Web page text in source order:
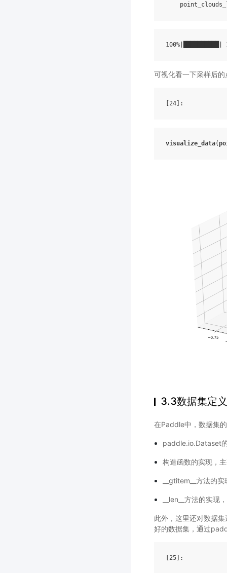
可视化看一下采样后
[24]
visualize_data(
3.3数据集定义
在Paddle中，数据集
paddle.io.Dataset
构造函数的实现，
__gtitem__方法的
__len__方法的实现
此外，这里还对数据
好的数据集，通过
[25]